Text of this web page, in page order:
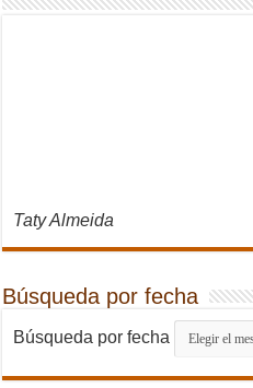
Taty Almeida
Búsqueda por fecha
Búsqueda por fecha